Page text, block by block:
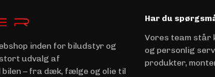
inden for biludstyr og
udvalg af
– fra dæk, fælge og olie til
Har du
Vores team står
og personlig
produkter,